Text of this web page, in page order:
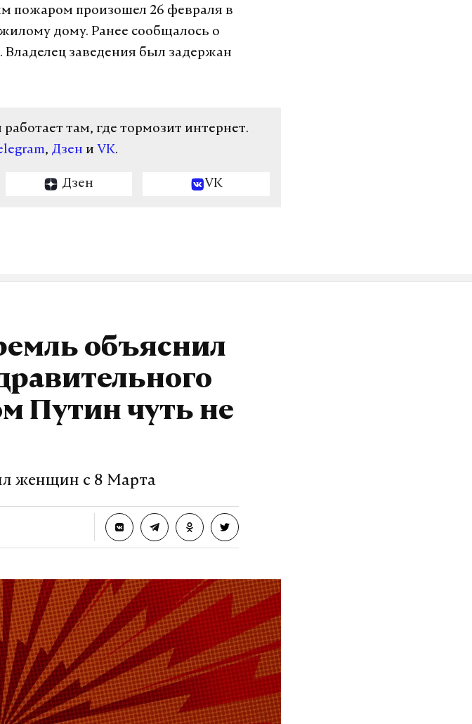
пожаром произошел 26 февраля в
дому. Ранее сообщалось о
заведения был задержан
работает там, где тормозит интернет.
, Дзен и VK.
Дзен VK
объяснил
Путин чуть не
женщин с 8 Марта